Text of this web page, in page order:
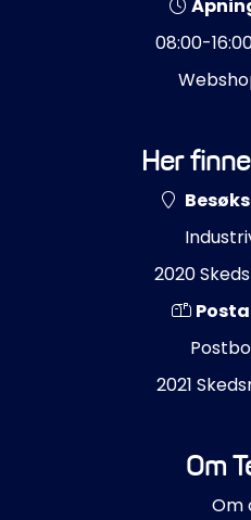
08:00-
Her
2020
2021
Om
Om
Motordelsvelger/SONAR
Hydraulisk styring